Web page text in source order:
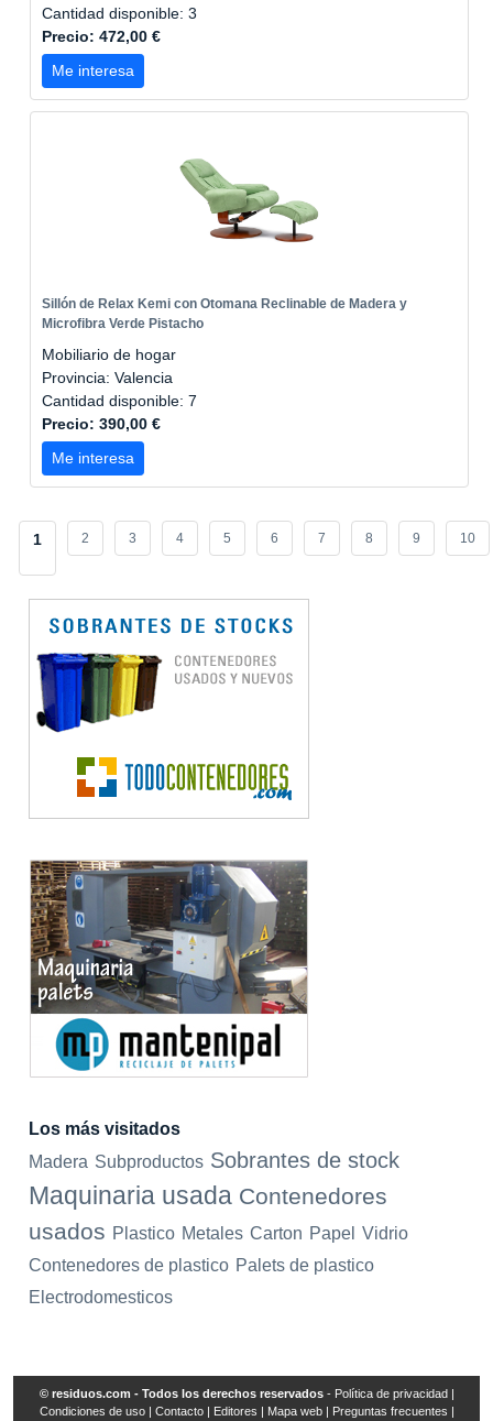
Cantidad disponible: 3
Precio: 472,00 €
Me interesa
Sillón de Relax Kemi con Otomana Reclinable de Madera y
Microfibra Verde Pistacho
Mobiliario de hogar
Provincia: Valencia
Cantidad disponible: 7
Precio: 390,00 €
Me interesa
1 2 3 4 5 6 7 8 9 10
Los más visitados
Madera Subproductos Sobrantes de stock
Maquinaria usada Contenedores
usados Plastico Metales Carton Papel Vidrio
Contenedores de plastico Palets de plastico
Electrodomesticos
© residuos.com - Todos los derechos reservados- Política de privacidad|
Condiciones de uso| Contacto| Editores | Mapa web| Preguntas frecuentes |